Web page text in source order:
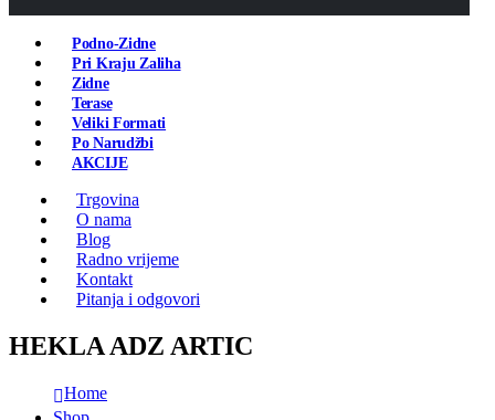
Podno-Zidne
Pri Kraju Zaliha
Zidne
Terase
Veliki Formati
Po Narudžbi
AKCIJE
Trgovina
O nama
Blog
Radno vrijeme
Kontakt
Pitanja i odgovori
HEKLA ADZ ARTIC
Home